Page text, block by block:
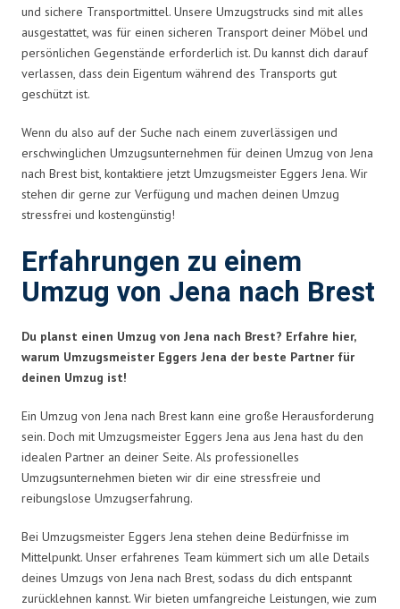
und sichere Transportmittel. Unsere Umzugstrucks sind mit alles
ausgestattet, was für einen sicheren Transport deiner Möbel und
persönlichen Gegenstände erforderlich ist. Du kannst dich darauf
verlassen, dass dein Eigentum während des Transports gut
geschützt ist.
Wenn du also auf der Suche nach einem zuverlässigen und
erschwinglichen Umzugsunternehmen für deinen Umzug von Jena
nach Brest bist, kontaktiere jetzt Umzugsmeister Eggers Jena. Wir
stehen dir gerne zur Verfügung und machen deinen Umzug
stressfrei und kostengünstig!
Erfahrungen zu einem
Umzug von Jena nach Brest
Du planst einen Umzug von Jena nach Brest? Erfahre hier,
warum Umzugsmeister Eggers Jena der beste Partner für
deinen Umzug ist!
Ein Umzug von Jena nach Brest kann eine große Herausforderung
sein. Doch mit Umzugsmeister Eggers Jena aus Jena hast du den
idealen Partner an deiner Seite. Als professionelles
Umzugsunternehmen bieten wir dir eine stressfreie und
reibungslose Umzugserfahrung.
Bei Umzugsmeister Eggers Jena stehen deine Bedürfnisse im
Mittelpunkt. Unser erfahrenes Team kümmert sich um alle Details
deines Umzugs von Jena nach Brest, sodass du dich entspannt
zurücklehnen kannst. Wir bieten umfangreiche Leistungen, wie zum